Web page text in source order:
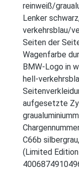
reinweiß/
Lenker
verkehrsblau/
Seiten der
Wagenfarbe
BMW-Logo in
hell-
aufgesetzte
C66b
(Limited Edition